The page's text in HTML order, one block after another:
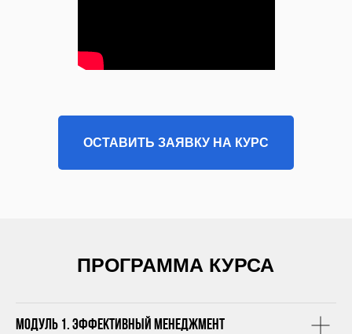
ОСТАВИТЬ ЗАЯВКУ НА КУРС
ПРОГРАММА КУРСА
Модуль 1. Эффективный менеджмент